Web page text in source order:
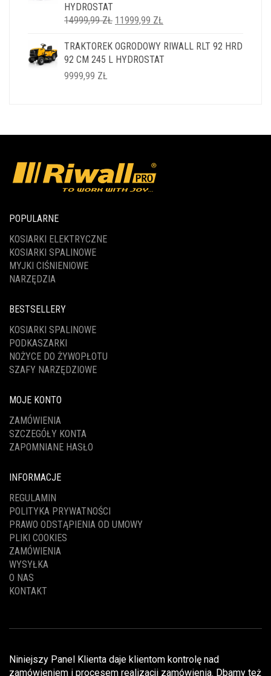
HYDROSTAT
14999,99ZŁ PIERWOTNA
WYNOSIŁA:
14999,99 ZŁ.
11999,99 ZŁ
WYNOSI:
11999,99 ZŁ.
TRAKTOREK OGRODOWY RIWALL RLT 92 HRD
92 CM 245 L HYDROSTAT
9999,99 ZŁ
POPULARNE
KOSIARKI ELEKTRYCZNE
KOSIARKI SPALINOWE
MYJKI CIŚNIENIOWE
NARZĘDZIA
BESTSELLERY
KOSIARKI SPALINOWE
PODKASZARKI
NOŻYCE DO ŻYWOPŁOTU
SZAFY NARZĘDZIOWE
MOJE KONTO
ZAMÓWIENIA
SZCZEGÓŁY KONTA
ZAPOMNIANE HASŁO
INFORMACJE
REGULAMIN
POLITYKA PRYWATNOŚCI
PRAWO ODSTĄPIENIA OD UMOWY
PLIKI COOKIES
ZAMÓWIENIA
WYSYŁKA
O NAS
KONTAKT
Niniejszy Panel Klienta daje klientom kontrolę nad
zamówieniem i procesem realizacji zamówienia. Dbamy też